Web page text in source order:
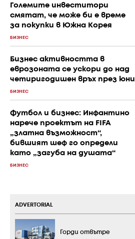
Големите инвеститори
смятат, че може би е време
за покупки в Южна Корея
БИЗНЕС
Бизнес активността в
еврозоната се ускори до над
четиригодишен връх през юни
БИЗНЕС
Футбол и бизнес: Инфантино
нарече проектът на FIFA
„златна възможност“,
бившият шеф го определи
като „загуба на душата“
БИЗНЕС
ADVERTORIAL
Горди отвътре